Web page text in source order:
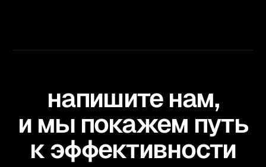
напишите нам,
и мы покажем путь
к эффективности